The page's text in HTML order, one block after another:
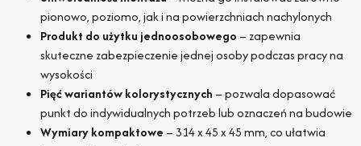
pionowo, poziomo, jak i na powierzchniach nachylonych
Produkt do użytku jednoosobowego – zapewnia
skuteczne zabezpieczenie jednej osoby podczas pracy na
wysokości
Pięć wariantów kolorystycznych – pozwala dopasować
punkt do indywidualnych potrzeb lub oznaczeń na budowie
Wymiary kompaktowe – 314 x 45 x 45 mm, co ułatwia